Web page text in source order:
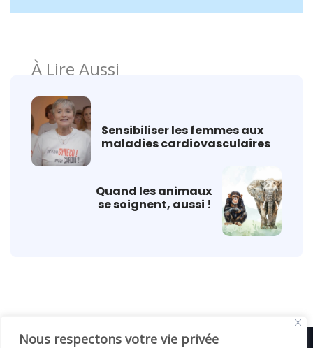
Nous respectons votre vie privée
À Lire Aussi
Sensibiliser les femmes aux
maladies cardiovasculaires
Quand les animaux
se soignent, aussi !